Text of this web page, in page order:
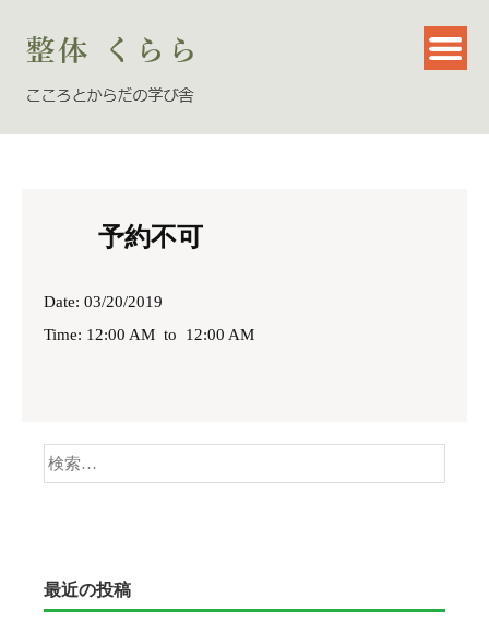
予約不可
Date: 03/20/2019
Time: 12:00 AM to 12:00 AM
索:
最近の投稿